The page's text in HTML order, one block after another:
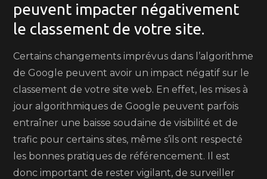
peuvent impacter négativement
le classement de votre site.
Certains changements imprévus dans l’algorithme
de Google peuvent avoir un impact négatif sur le
classement de votre site web. En effet, les mises à
jour algorithmiques de Google peuvent parfois
entraîner une baisse soudaine de visibilité et de
trafic pour certains sites, même s’ils ont respecté
les bonnes pratiques de référencement. Il est
donc important de rester vigilant, de surveiller